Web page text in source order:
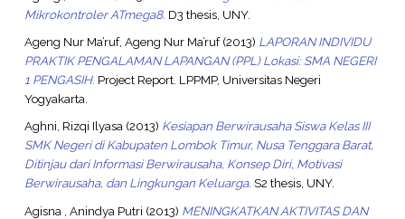
Mikrokontroler ATmega8. D3 thesis, UNY.
Ageng Nur Ma’ruf, Ageng Nur Ma’ruf(2013) LAPORAN INDIVIDU
PRAKTIK PENGALAMAN LAPANGAN (PPL) Lokasi: SMA NEGERI
1 PENGASIH. Project Report. LPPMP, Universitas Negeri
Yogyakarta.
Aghni, Rizqi Ilyasa(2013) Kesiapan Berwirausaha Siswa Kelas III
SMK Negeri di Kabupaten Lombok Timur, Nusa Tenggara Barat,
Ditinjau dari Informasi Berwirausaha, Konsep Diri, Motivasi
Berwirausaha, dan Lingkungan Keluarga. S2 thesis, UNY.
Agisna , Anindya Putri (2013) MENINGKATKAN AKTIVITAS DAN